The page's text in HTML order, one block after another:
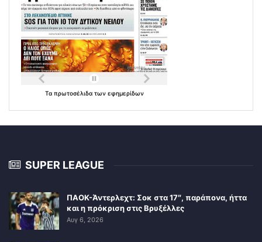
Τα πρωτοσέλιδα των εφημερίδων
SUPER LEAGUE
ΠΑΟΚ-Άντερλεχτ: Σοκ στα 17″, παράπονα, ήττα
και η πρόκριση στις Βρυξέλλες
Αυγ 6, 2026